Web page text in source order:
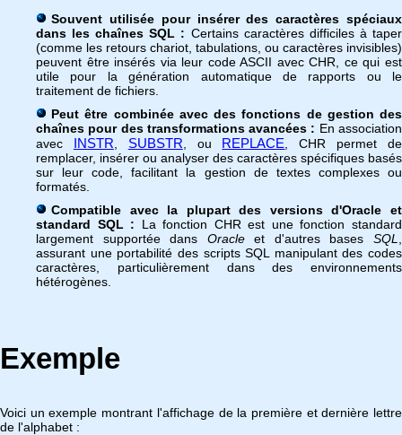
Souvent utilisée pour insérer des caractères spéciaux
dans les chaînes SQL : Certains caractères difficiles à taper
(comme les retours chariot, tabulations, ou caractères invisibles)
peuvent être insérés via leur code ASCII avec CHR, ce qui est
utile pour la génération automatique de rapports ou le
traitement de fichiers.
Peut être combinée avec des fonctions de gestion des
chaînes pour des transformations avancées : En association
avec INSTR SUBSTR , ou REPLACE , CHR permet de
remplacer, insérer ou analyser des caractères spécifiques basés
sur leur code, facilitant la gestion de textes complexes ou
formatés.
Compatible avec la plupart des versions d'Oracle et
standard SQL : La fonction CHR est une fonction standard
largement supportée dans Oracleet d'autres basesSQL
assurant une portabilité des scripts SQL manipulant des codes
caractères, particulièrement dans des environnements
hétérogènes.
Exemple
Voici un exemple montrant l'affichage de la première et dernière lettre
de l'alphabet :